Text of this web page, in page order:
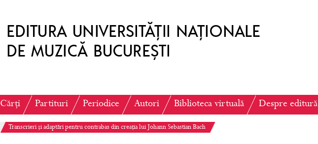
Cărți Partituri Periodice Autori Biblioteca virtuală Despre editură
Transcrieri și adaptări pentru contrabas din creația lui Johann Sebastian Bach